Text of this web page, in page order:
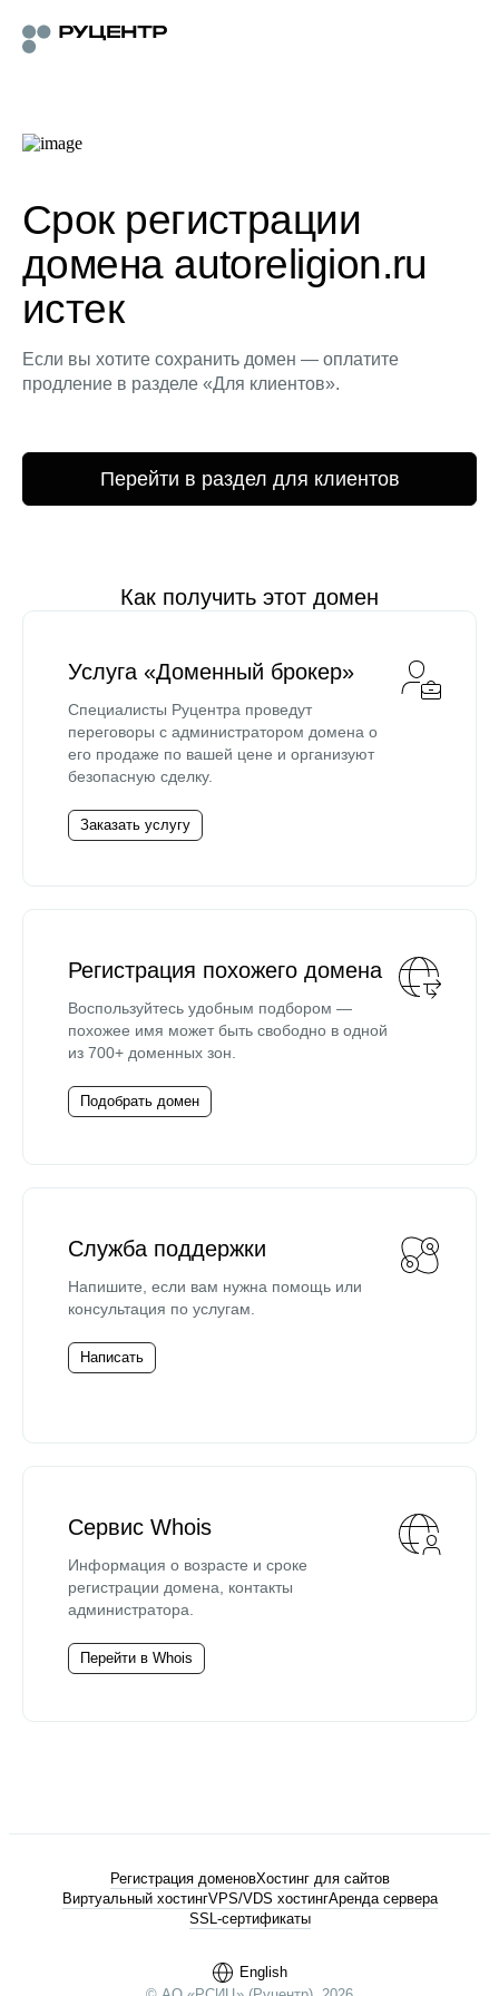
Срок регистрации
домена autoreligion.ru
истек
Если вы хотите сохранить домен — оплатите
продление в разделе «Для клиентов».
Перейти в раздел для клиентов
Как получить этот домен
Услуга «Доменный брокер»
Специалисты Руцентра проведут
переговоры с администратором домена о
его продаже по вашей цене и организуют
безопасную сделку.
Заказать услугу
Регистрация похожего домена
Воспользуйтесь удобным подбором —
похожее имя может быть свободно в одной
из 700+ доменных зон.
Подобрать домен
Служба поддержки
Напишите, если вам нужна помощь или
консультация по услугам.
Написать
Сервис Whois
Информация о возрасте и сроке
регистрации домена, контакты
администратора.
Перейти в Whois
English
Регистрация доменовХостинг для сайтов
Виртуальный хостингVPS/VDS хостингАренда сервера
SSL-сертификаты